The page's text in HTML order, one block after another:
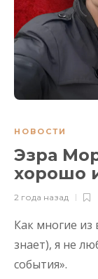
НОВОСТИ
Эзра
хорошо
2 года назад
Как многие из
знает), я не
события».